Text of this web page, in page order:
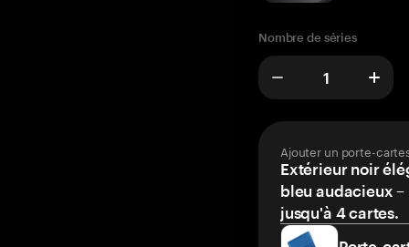
Nombre de séries
Ajouter un porte-
Extérieur noir
bleu audacieux
jusqu'à 4 cartes.